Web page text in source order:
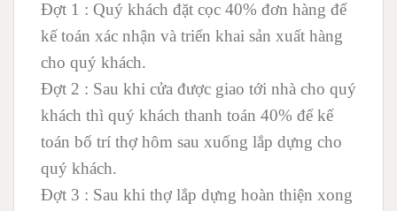
Đợt 1 : Quý khách đặt cọc 40% đơn hàng để
kế toán xác nhận và triển khai sản xuất hàng
cho quý khách.
Đợt 2 : Sau khi cửa được giao tới nhà cho quý
khách thì quý khách thanh toán 40% để kế
toán bố trí thợ hôm sau xuống lắp dựng cho
quý khách.
Đợt 3 : Sau khi thợ lắp dựng hoàn thiện xong